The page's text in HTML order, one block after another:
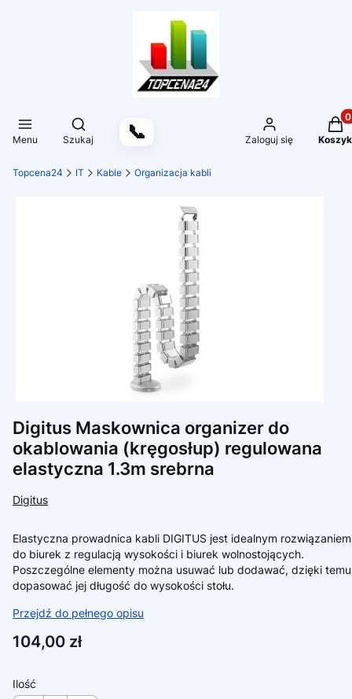
Menu
Otwórz wyszukiwarkę
Szukaj 📞 Zaloguj się Koszyk
Topcena24 IT Kable Organizacja kabli
Digitus Maskownica organizer do
okablowania (kręgosłup) regulowana
elastyczna 1.3m srebrna
Digitus
Elastyczna prowadnica kabli DIGITUS jest idealnym rozwiązaniem
do biurek z regulacją wysokości i biurek wolnostojących.
Poszczególne elementy można usuwać lub dodawać, dzięki temu
dopasować jej długość do wysokości stołu.
Przejdź do pełnego opisu
Cena
104,00 zł
Ilość